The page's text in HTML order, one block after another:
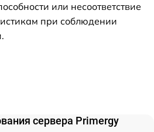
или несоответствие
при соблюдении
сервера Primergy